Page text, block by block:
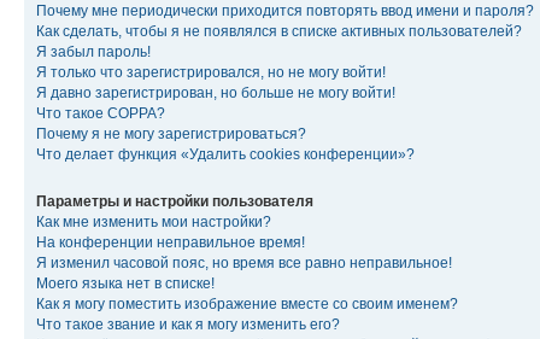
Почему мне периодически приходится повторять ввод имени и пароля?
Как сделать, чтобы я не появлялся в списке активных пользователей?
Я забыл пароль!
Я только что зарегистрировался, но не могу войти!
Я давно зарегистрирован, но больше не могу войти!
Что такое COPPA?
Почему я не могу зарегистрироваться?
Что делает функция «Удалить cookies конференции»?
Параметры и настройки пользователя
Как мне изменить мои настройки?
На конференции неправильное время!
Я изменил часовой пояс, но время все равно неправильное!
Моего языка нет в списке!
Как я могу поместить изображение вместе со своим именем?
Что такое звание и как я могу изменить его?